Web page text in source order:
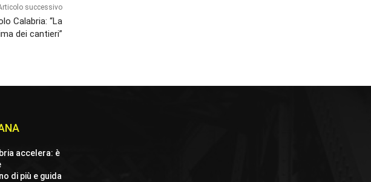
successivo
Calabria: “La
dei cantieri”
accelera: è
di più e guida